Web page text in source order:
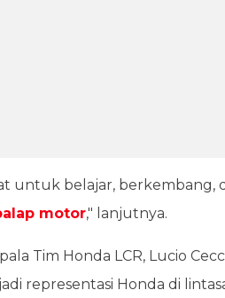
untuk belajar, berkembang,
motor," lanjutnya.
Tim Honda LCR, Lucio
representasi Honda di